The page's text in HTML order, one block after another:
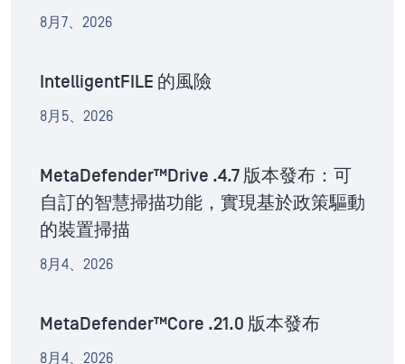
8月7、2026
IntelligentFILE 的風險
8月5、2026
MetaDefender™Drive .4.7 版本發布：可
自訂的智慧掃描功能，實現基於政策驅動
的裝置掃描
8月4、2026
MetaDefender™Core .21.0 版本發布
8月4、2026